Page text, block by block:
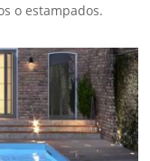
o estampados.